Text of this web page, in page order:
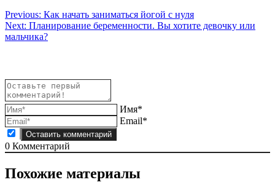
Навигация
по
Previous: Как начать заниматься йогой с нуля
Next: Планирование беременности. Вы хотите девочку или
мальчика?
Имя*
Email*
0 Комментарий
Похожие материалы